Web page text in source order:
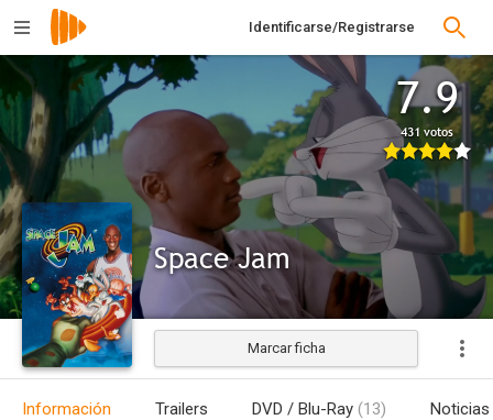
Identificarse/Registrarse
7.9
431 votos
Space Jam
Estrenada
Marcar ficha
Información Trailers DVD / Blu-Ray (13) Noticias